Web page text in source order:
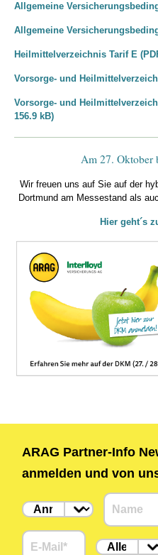
Allgemeine
Allgemeine
Heilmittelverzeichnis Tarif E
Vorsorge- und
Vorsorge- und
156.9 kB)
Am 27. Oktober
Wir freuen uns auf Sie auf der
Dortmund am Messestand als
Hier geht´s
ARAG Partner-Info
anmelden und von